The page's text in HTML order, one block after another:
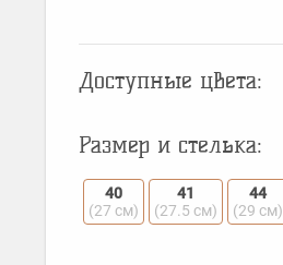
Доступные цвета:
Размер и стелька:
40
(27 см)
41
(27.5 см)
44
(29 см)